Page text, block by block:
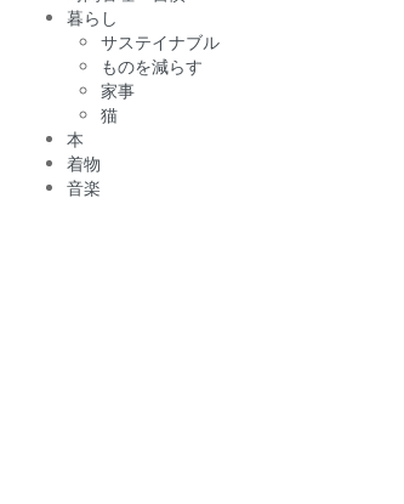
暮らし
サステイナブル
ものを減らす
家事
猫
本
着物
音楽